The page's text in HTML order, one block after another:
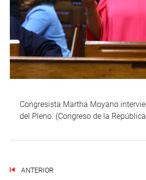
Congresista Martha Moyano
del Pleno. (Congreso de la
ANTERIOR